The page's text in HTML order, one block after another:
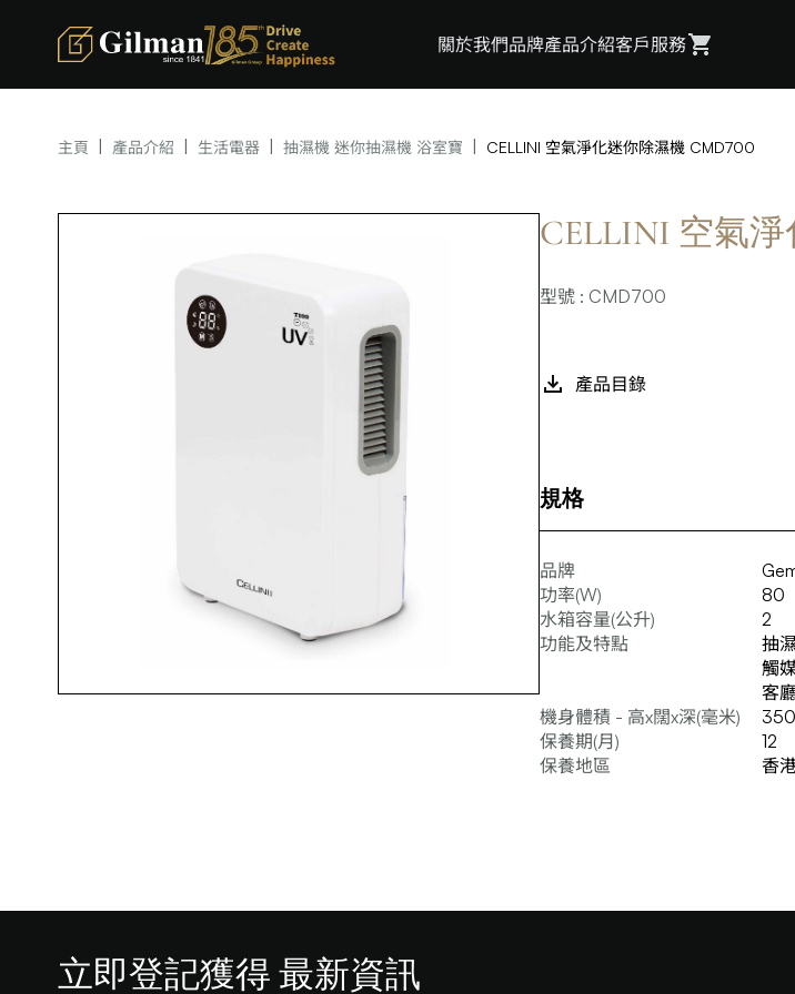
關於我們品牌產品介紹客戶服務
主頁 產品介紹 生活電器 抽濕機 迷你抽濕機 浴室寶 CELLINI 空氣淨化迷你除濕機 CMD700
CELLINI 空氣
型號 : CMD700
產品目錄
規格
品牌
功率(W)
80
水箱容量(公升)
2
功能及特點
抽
觸
客
機身體積 - 高x闊x深(毫米)
保養期(月)
12
保養地區
香
立即登記獲得 最新資訊